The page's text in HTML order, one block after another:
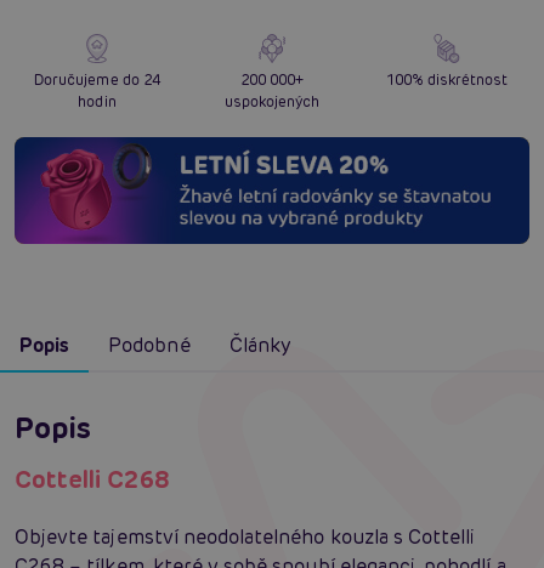
Doručujeme do 24
hodin
200 000+
uspokojených
100% diskrétnost
Popis Podobné Články
Popis
Cottelli C268
Objevte tajemství neodolatelného kouzla s Cottelli